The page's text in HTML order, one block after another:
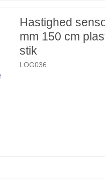
Hastighed
mm 150 cm
stik
LOG036